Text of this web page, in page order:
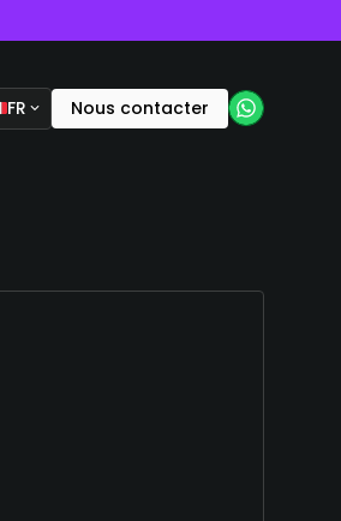
FR Nous contacter